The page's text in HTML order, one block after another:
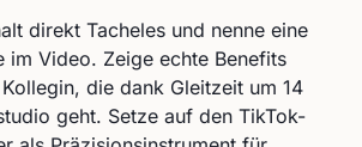
direkt Tacheles und nenne eine
im Video. Zeige echte Benefits
die dank Gleitzeit um 14
geht. Setze auf den TikTok-